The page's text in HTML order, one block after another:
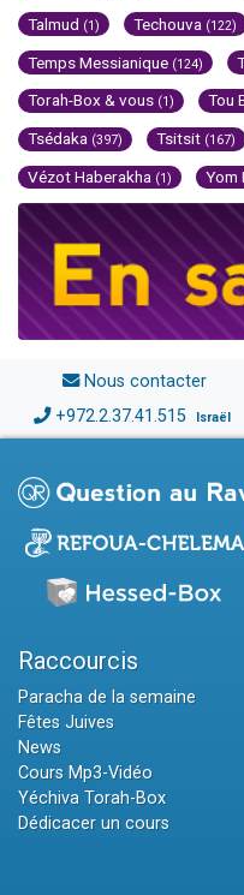
Talmud (1) Techouva (122)
Temps Messianique (124)
Torah-Box & vous (1) Tou
Tsédaka (397) Tsitsit (167)
Vézot Haberakha (1) Yom
Nous contacter
+972.2.37.41.515 Israël
Raccourcis
Paracha de la semaine
Fêtes Juives
News
Cours Mp3-Vidéo
Yéchiva Torah-Box
Dédicacer un cours